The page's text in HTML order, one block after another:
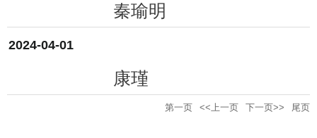
秦瑜明
2024-04-01
康瑾
第一页 <<上一页 下一页>> 尾页